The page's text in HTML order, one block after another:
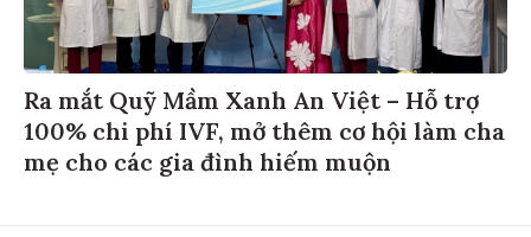
Ra mắt Quỹ Mầm Xanh An Việt – Hỗ trợ
100% chi phí IVF, mở thêm cơ hội làm cha
mẹ cho các gia đình hiếm muộn